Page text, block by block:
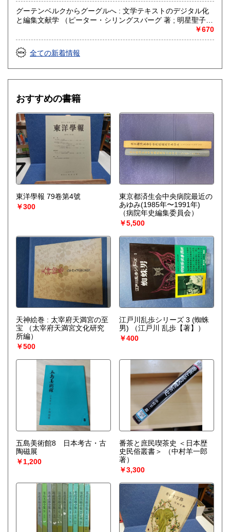
グーテンベルクからグーグルへ : 文学テキストのデジタル化
と編集文献学 （ピーター・シリングスバーグ 著 ; 明星聖子,
￥670
全ての新着情報
おすすめの書籍
東洋學報 79卷第4號
￥300
東京都済生会中央病院最近の
あゆみ(1985年〜1991年)
（病院年史編集委員会）
￥5,500
天神絵巻 : 太宰府天満宮の至
宝
（太宰府天満宮文化研究
所編）
￥500
江戸川乱歩シリーズ 3 (蜘蛛
男)
（江戸川 乱歩【著】）
￥400
五島美術館8 日本考古・古
陶磁展
￥1,200
番茶と庶民喫茶史 ＜日本歴
史民俗叢書＞
（中村羊一郎
著）
￥3,300